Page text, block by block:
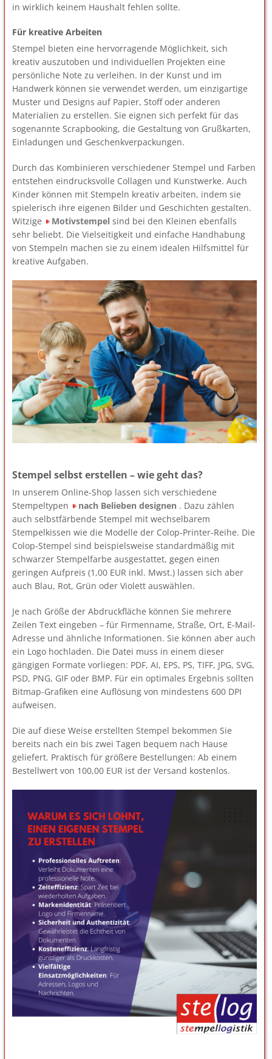
in wirklich keinem Haushalt fehlen sollte.
Für kreative Arbeiten
Stempel bieten eine hervorragende Möglichkeit, sich
kreativ auszutoben und individuellen Projekten eine
persönliche Note zu verleihen. In der Kunst und im
Handwerk können sie verwendet werden, um einzigartige
Muster und Designs auf Papier, Stoff oder anderen
Materialien zu erstellen. Sie eignen sich perfekt für das
sogenannte Scrapbooking, die Gestaltung von Grußkarten,
Einladungen und Geschenkverpackungen.
Durch das Kombinieren verschiedener Stempel und Farben
entstehen eindrucksvolle Collagen und Kunstwerke. Auch
Kinder können mit Stempeln kreativ arbeiten, indem sie
spielerisch ihre eigenen Bilder und Geschichten gestalten.
Witzige
Motivstempelsind bei den Kleinen ebenfalls
sehr beliebt. Die Vielseitigkeit und einfache Handhabung
von Stempeln machen sie zu einem idealen Hilfsmittel für
kreative Aufgaben.
Stempel selbst erstellen – wie geht das?
In unserem Online-Shop lassen sich verschiedene
Stempeltypen
nach Belieben designen . Dazu zählen
auch selbstfärbende Stempel mit wechselbarem
Stempelkissen wie die Modelle der Colop-Printer-Reihe. Die
Colop-Stempel sind beispielsweise standardmäßig mit
schwarzer Stempelfarbe ausgestattet, gegen einen
geringen Aufpreis (1,00 EUR inkl. Mwst.) lassen sich aber
auch Blau, Rot, Grün oder Violett auswählen.
Je nach Größe der Abdruckfläche können Sie mehrere
Zeilen Text eingeben – für Firmenname, Straße, Ort, E-Mail-
Adresse und ähnliche Informationen. Sie können aber auch
ein Logo hochladen. Die Datei muss in einem dieser
gängigen Formate vorliegen: PDF, AI, EPS, PS, TIFF, JPG, SVG,
PSD, PNG, GIF oder BMP. Für ein optimales Ergebnis sollten
Bitmap-Grafiken eine Auflösung von mindestens 600 DPI
aufweisen.
Die auf diese Weise erstellten Stempel bekommen Sie
bereits nach ein bis zwei Tagen bequem nach Hause
geliefert. Praktisch für größere Bestellungen: Ab einem
Bestellwert von 100,00 EUR ist der Versand kostenlos.